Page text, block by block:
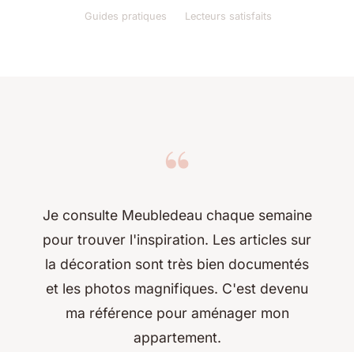
Guides pratiques Lecteurs satisfaits
“
Je consulte Meubledeau chaque semaine
pour trouver l'inspiration. Les articles sur
la décoration sont très bien documentés
et les photos magnifiques. C'est devenu
ma référence pour aménager mon
appartement.